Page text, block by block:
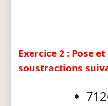
Exercice 2 : Pose
soustractions